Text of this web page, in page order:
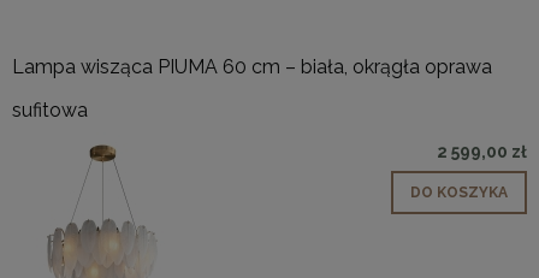
Lampa wisząca PIUMA 60 cm – biała, okrągła oprawa
sufitowa
2 599,00 zł
DO KOSZYKA